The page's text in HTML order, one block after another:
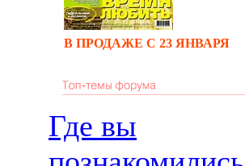
В ПРОДАЖЕ С 23 ЯНВАРЯ
Где вы